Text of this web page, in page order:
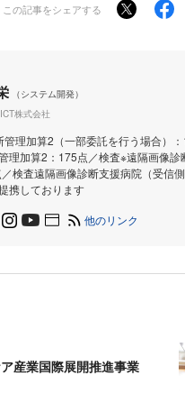
この記事をシェアする
（システム開発）
株式会社
管理加算2（一部委託を行う場合）
理加算2：175点／検査※遠隔画像診
検査遠隔画像診断支援病院（受信
携しております
他のリンク
産業国際展開推進事業